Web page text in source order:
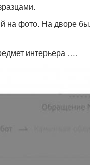
фото. На дворе
интерьера ….